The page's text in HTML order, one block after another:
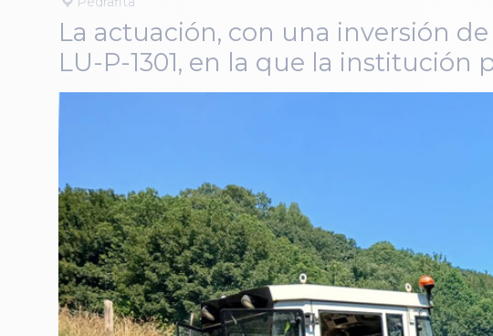
La actuación, con una inversión
LU-P-1301, en la que la